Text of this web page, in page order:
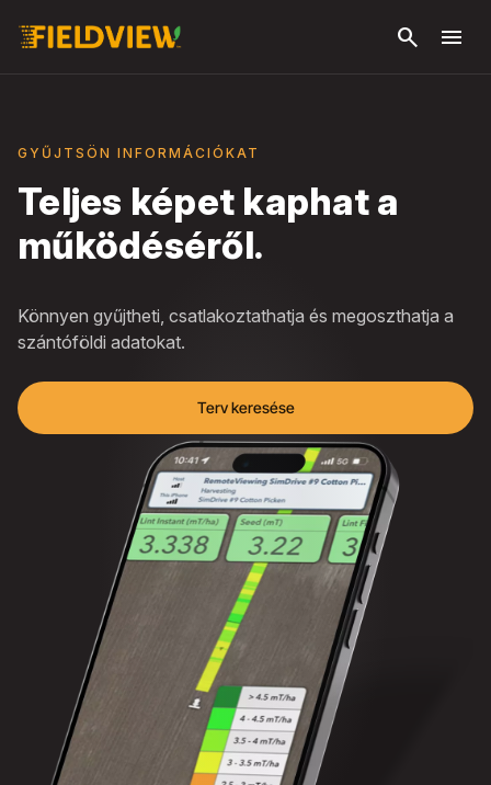
search menu
GYŰJTSÖN INFORMÁCIÓKAT
Teljes képet kaphat a
működéséről.
Könnyen gyűjtheti, csatlakoztathatja és megoszthatja a
szántóföldi adatokat.
Terv keresése